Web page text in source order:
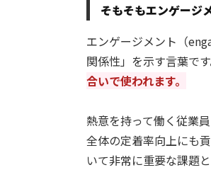
そもそもエンゲージ
エンゲージメント（
関係性」を示す言葉です
合いで使われます。
熱意を持って働く従業
全体の定着率向上にも
いて非常に重要な課題と